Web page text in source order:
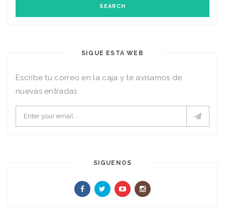
SIGUE ESTA WEB
Escribe tu correo en la caja y te avisamos de
nuevas entradas
SIGUENOS